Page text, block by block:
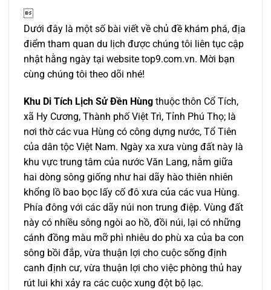

Dưới đây là một số bài viết về chủ đề khám phá, địa
điểm tham quan du lịch được chúng tôi liên tục cập
nhật hằng ngày tại website top9.com.vn. Mời bạn
cùng chúng tôi theo dõi nhé!
Khu Di Tích Lịch Sử Đền Hùng thuộc thôn Cổ Tích,
xã Hy Cương, Thành phố Việt Trì, Tỉnh Phú Thọ; là
nơi thờ các vua Hùng có công dựng nước, Tổ Tiên
của dân tộc Việt Nam. Ngày xa xưa vùng đất này là
khu vực trung tâm của nước Văn Lang, nằm giữa
hai dòng sông giống như hai dãy hào thiên nhiên
khổng lồ bao bọc lấy cố đô xưa của các vua Hùng.
Phía đông với các dãy núi non trung điệp. Vùng đất
này có nhiều sông ngòi ao hồ, đồi núi, lại có những
cánh đồng màu mỡ phì nhiêu do phù xa của ba con
sông bồi đắp, vừa thuận lợi cho cuộc sống định
canh định cư, vừa thuận lợi cho việc phòng thủ hay
rút lui khi xảy ra các cuộc xung đột bộ lạc.